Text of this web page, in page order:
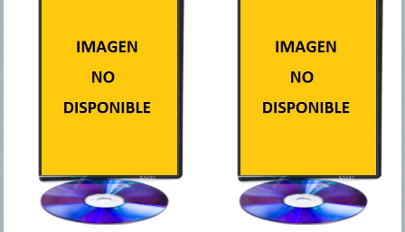
Tras un accidente año y
medio atrás en el que sólo
Presidente Asher (Aaron
Eckhart), el agente del
Servicio Secreto Mike
Banning (Gerard Butler)
Jim Grant (Robert Redford),
un antiguo activista radical,
anónima con su hija en los
alrededores de Albany, en
Nueva York. Pero su
tranquila vida dará un